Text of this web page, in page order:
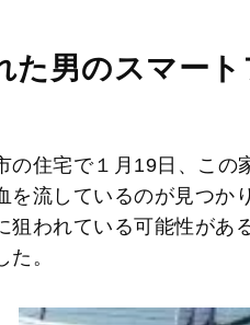
た男のスマー
の住宅で１月19日、この
を流しているのが見つか
狙われている可能性があ
。